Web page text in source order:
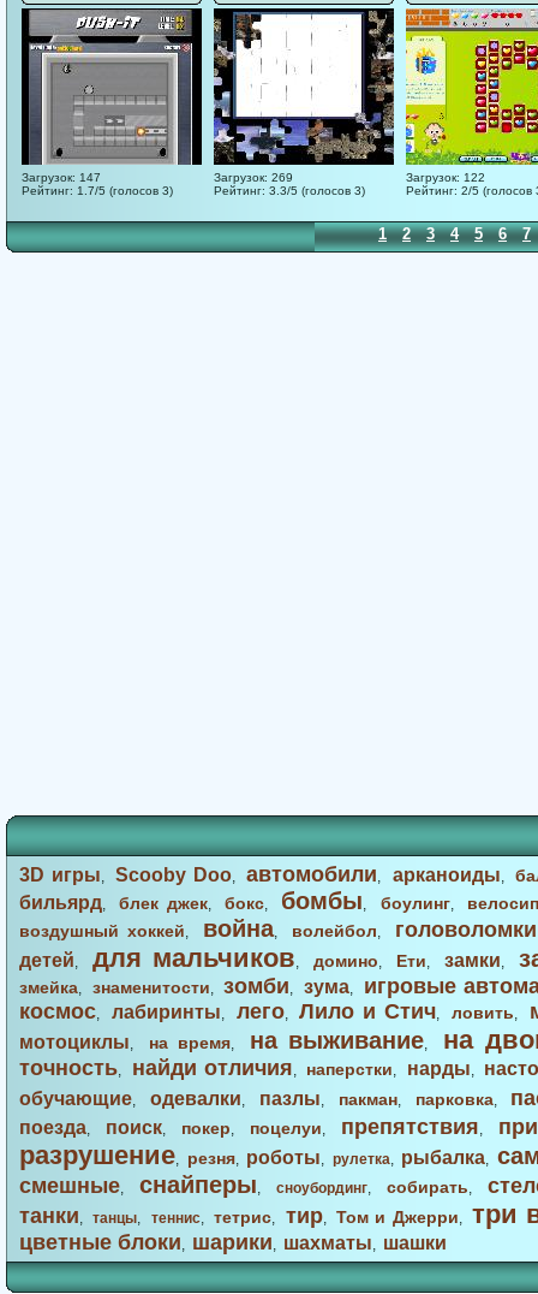
Загрузок: 147
Рейтинг: 1.7/5 (голосов 3)
Загрузок: 269
Рейтинг: 3.3/5 (голосов 3)
Загрузок: 122
Рейтинг: 2/5 (голосов
1 2 3 4 5 6 7
3D игры,Scooby Doo,автомобили, арканоиды,
бильярд,блек джек,бокс, бомбы, боулинг,
воздушный хоккей, война, волейбол, головоломки
детей, для мальчиков, домино, Ети, замки,
змейка, знаменитости,зомби, зума,
игровые
космос, лабиринты, лего,Лило и Стич,ловить,
мотоциклы, на время, на выживание, на
точность, найди отличия, наперстки, нарды,
обучающие, одевалки, пазлы, пакман, парковка,
поезда, поиск, покер, поцелуи, препятствия,
разрушение, резня, роботы, рулетка, рыбалка,
смешные, снайперы, сноубординг, собирать,
танки,танцы, теннис,тетрис, тир,Том и Джерри, три
цветные блоки, шарики, шахматы, шашки